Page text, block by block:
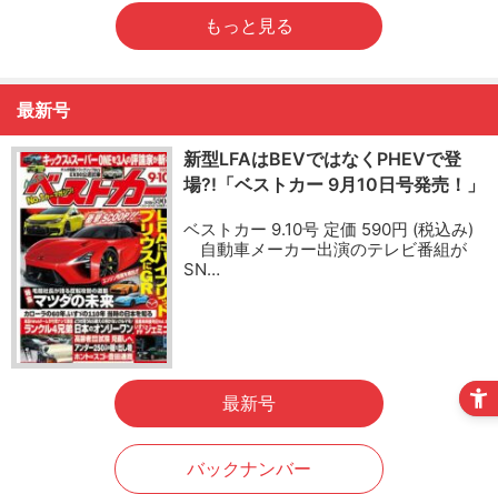
もっと見る
最新号
新型LFAはBEVではなくPHEVで登
場?!「ベストカー 9月10日号発売！」
ベストカー 9.10号 定価 590円 (税込み)
自動車メーカー出演のテレビ番組が
SN…
最新号
バックナンバー